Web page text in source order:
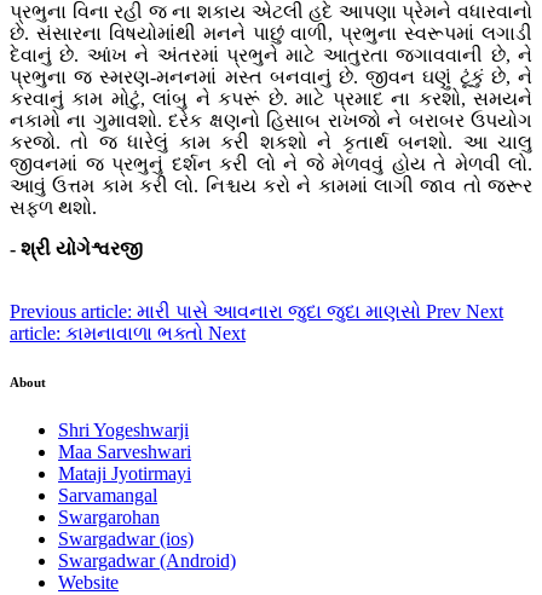
પ્રભુના વિના રહી જ ના શકાય એટલી હદે આપણા પ્રેમને વધારવાનો
છે. સંસારના વિષયોમાંથી મનને પાછું વાળી, પ્રભુના સ્વરૂપમાં લગાડી
દેવાનું છે. આંખ ને અંતરમાં પ્રભુને માટે આતુરતા જગાવવાની છે, ને
પ્રભુના જ સ્મરણ-મનનમાં મસ્ત બનવાનું છે. જીવન ઘણું ટૂંકું છે, ને
કરવાનું કામ મોટું, લાંબુ ને કપરૂં છે. માટે પ્રમાદ ના કરશો, સમયને
નકામો ના ગુમાવશો. દરેક ક્ષણનો હિસાબ રાખજો ને બરાબર ઉપયોગ
કરજો. તો જ ધારેલું કામ કરી શકશો ને કૃતાર્થ બનશો. આ ચાલુ
જીવનમાં જ પ્રભુનું દર્શન કરી લો ને જે મેળવવું હોય તે મેળવી લો.
આવું ઉત્તમ કામ કરી લો. નિશ્ચય કરો ને કામમાં લાગી જાવ તો જરૂર
સફળ થશો.
- શ્રી યોગેશ્વરજી
Previous article: મારી પાસે આવનારા જુદા જુદા માણસો Prev Next
article: કામનાવાળા ભક્તો Next
About
Shri Yogeshwarji
Maa Sarveshwari
Mataji Jyotirmayi
Sarvamangal
Swargarohan
Swargadwar (ios)
Swargadwar (Android)
Website